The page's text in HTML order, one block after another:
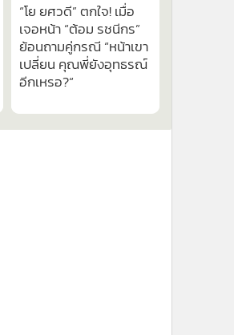
“โย ยศวดี” ตกใจ! เมื่อ
เจอหน้า “ต้อม รชนีกร”
ย้อนถามคู่กรณี “หน้าเขา
เปลี่ยน คุณพี่ยังอุทธรณ์
อีกเหรอ?“